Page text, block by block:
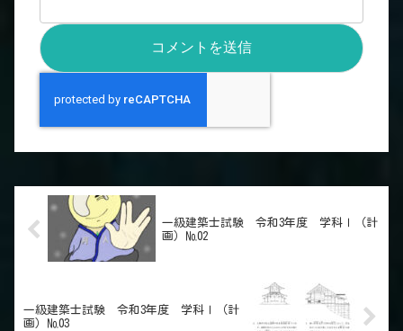
一級建築士試験 令和3年度 学科Ⅰ（計
画）№02
一級建築士試験 令和3年度 学科Ⅰ（計
画）№03